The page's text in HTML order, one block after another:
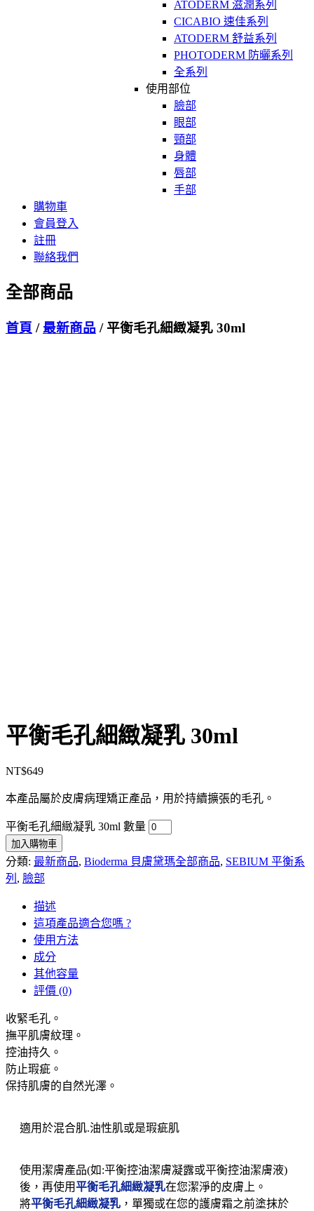
ATODERM 滋潤系列
CICABIO 速佳系列
ATODERM 舒益系列
PHOTODERM 防曬系列
全系列
使用部位
臉部
眼部
頸部
身體
唇部
手部
購物車
會員登入
註冊
聯絡我們
全部商品
首頁 /最新商品 / 平衡毛孔細緻凝乳 30ml
平衡毛孔細緻凝乳 30ml
NT$649
本產品屬於皮膚病理矯正產品，用於持續擴張的毛孔。
平衡毛孔細緻凝乳 30ml 數量
加入購物車
分類: 最新商品, Bioderma 貝膚黛瑪全部商品, SEBIUM 平衡系
列 , 臉部
描述
這項產品適合您嗎 ?
使用方法
成分
其他容量
評價 (0)
收緊毛孔。
撫平肌膚紋理。
控油持久。
防止瑕疵。
保持肌膚的自然光澤。
適用於混合肌.油性肌或是瑕疵肌
使用潔膚產品(如:平衡控油潔膚凝露或平衡控油潔膚液)
後，再使用平衡毛孔細緻凝乳在您潔淨的皮膚上。
將平衡毛孔細緻凝乳 ，單獨或在您的護膚霜之前塗抹於